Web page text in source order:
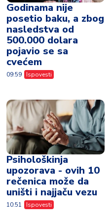
Godinama nije
posetio baku, a zbog
nasledstva od
500.000 dolara
pojavio se sa
cvećem
09:59 Ispovesti
Psihološkinja
upozorava - ovih 10
rečenica može da
uništi i najjaču vezu
10:51 Ispovesti